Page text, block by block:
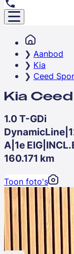
Aanbod
Kia
Ceed
Kia
1.0 T-GDi
A|1e
160.171 km
Toon foto's